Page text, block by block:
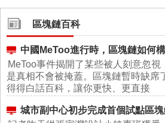
區塊鏈百科
中國MeToo進行時，區塊鏈如何
MeToo事件揭開了某些被人刻意忽視
是真相不會被掩蓋。區塊鏈暫時缺席
得得白話百科，讓你更快、更直接
城市副中心初步完成首個試點區